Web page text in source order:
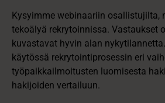
Kysyimme webinaariin osallistujilta,
tekoälyä rekrytoinnissa. Vastaukset
kuvastavat hyvin alan
käytössä rekrytointiprosessin eri
työpaikkailmoitusten luomisesta
hakijoiden vertailuun.